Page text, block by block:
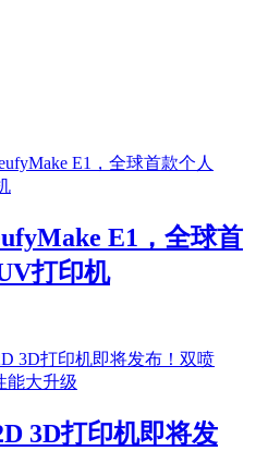
E1，全球首
打印机
3D打印机即将发